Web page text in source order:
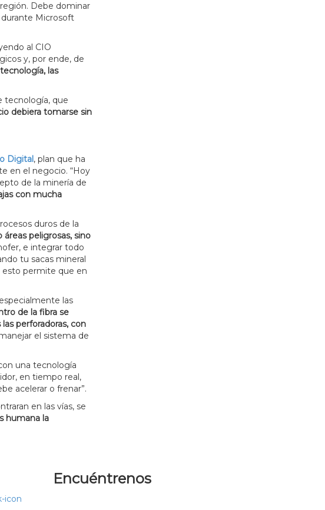
Debe dominar
durante Microsoft
al CIO
y, por ende, de
las
tecnología, que
debiera tomarse sin
Digital, plan que ha
en el negocio. “Hoy
de la minería de
con mucha
duros de la
peligrosas, sino
e integrar todo
tu sacas mineral
esto permite que en
las
de la fibra se
perforadoras, con
el sistema de
una tecnología
en tiempo real,
acelerar o frenar”.
en las vías, se
humana la
Encuéntrenos